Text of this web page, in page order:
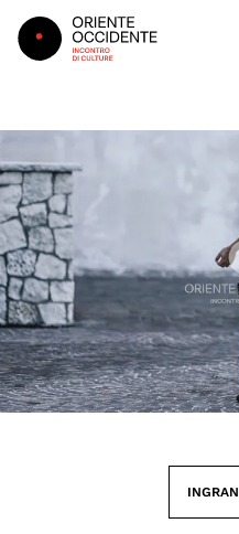
Oriente Occidente